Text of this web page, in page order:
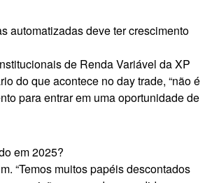
automatizadas deve ter crescimento
de Renda Variável da XP
do que acontece no day trade, “não é
para entrar em uma oportunidade de
em 2025?
“Temos muitos papéis descontados